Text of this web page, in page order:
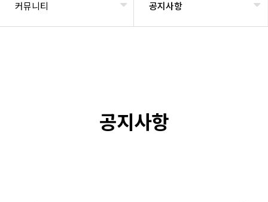
커뮤니티 공지사항
공지사항